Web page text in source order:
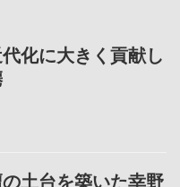
化に大きく貢献し
土台を築いた幸野